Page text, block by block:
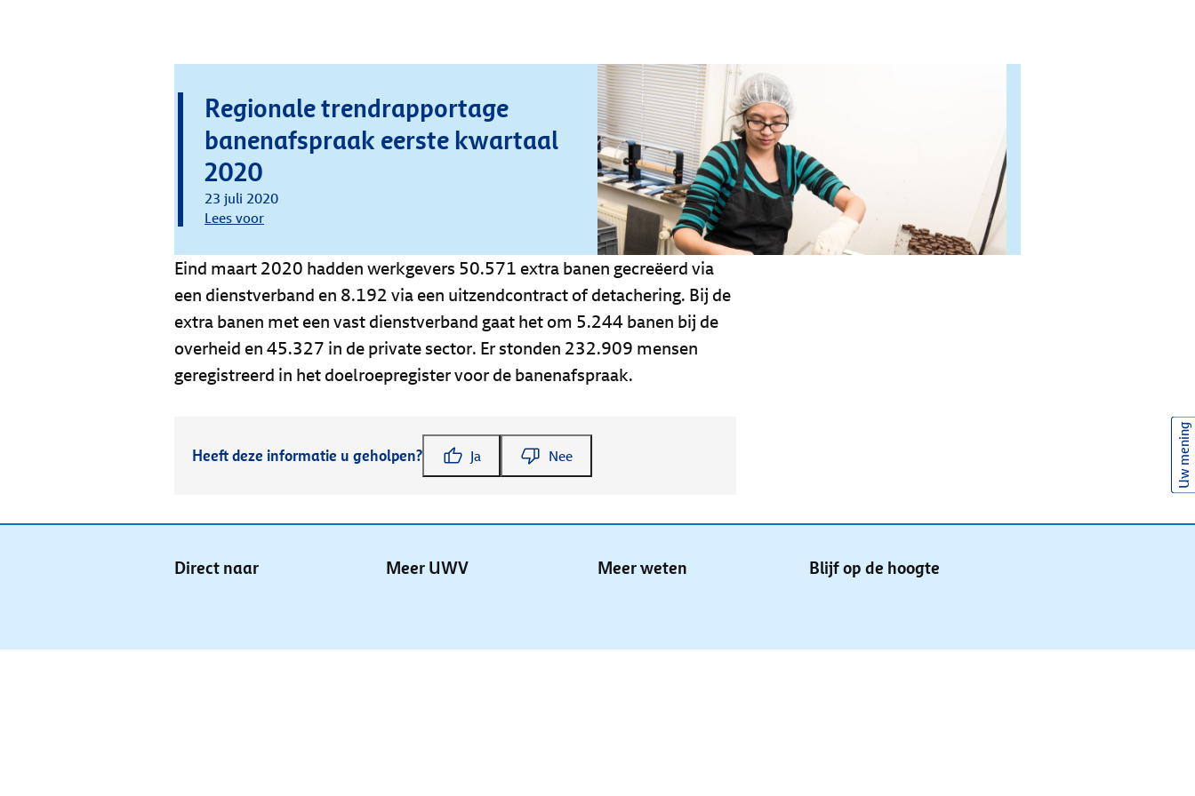
Regionale trendrapportage
banenafspraak eerste kwartaal
2020
23 juli 2020
Lees voor
Eind maart 2020 hadden werkgevers 50.571 extra banen gecreëerd via
een dienstverband en 8.192 via een uitzendcontract of detachering. Bij de
extra banen met een vast dienstverband gaat het om 5.244 banen bij de
overheid en 45.327 in de private sector. Er stonden 232.909 mensen
geregistreerd in het doelroepregister voor de banenafspraak.
Heeft deze informatie u geholpen? Ja Nee
Direct naar Meer UWV Meer weten Blijf op de hoogte
Uw mening